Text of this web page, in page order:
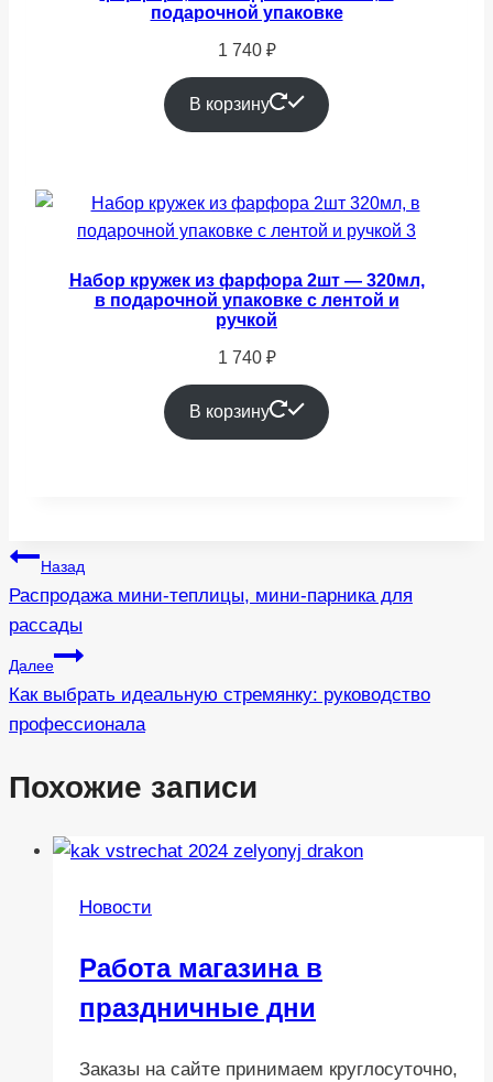
подарочной упаковке
1 740 ₽
В корзину
Набор кружек из фарфора 2шт — 320мл,
в подарочной упаковке с лентой и
ручкой
1 740 ₽
В корзину
Навигация
по
записям
Назад
Распродажа мини-теплицы, мини-парника для
рассады
Далее
Как выбрать идеальную стремянку: руководство
профессионала
Похожие записи
Новости
Работа магазина в
праздничные дни
Заказы на сайте принимаем круглосуточно,